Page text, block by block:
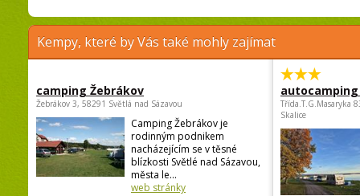
Kempy, které by Vás také mohly zajímat
camping Žebrákov
Žebrákov 3, 58291 Světlá nad Sázavou
Camping Žebrákov je
rodinným podnikem
nacházejícím se v těsné
blízkosti Světlé nad Sázavou,
města le...
web stránky
autocamping
Třída.T.G.Masaryka
Skalice